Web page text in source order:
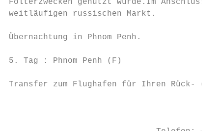
Folterzwecken genutzt wurde.Im Anschluss
weitläufigen russischen Markt.
Übernachtung in Phnom Penh.
5. Tag : Phnom Penh (F)
Transfer zum Flughafen für Ihren Rück-